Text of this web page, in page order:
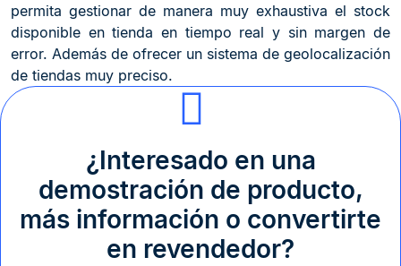
permita gestionar de manera muy exhaustiva el stock
disponible en tienda en tiempo real y sin margen de
error. Además de ofrecer un sistema de geolocalización
de tiendas muy preciso.
¿Interesado en una
demostración de producto,
más información o convertirte
en revendedor?